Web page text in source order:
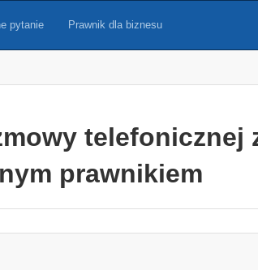
pytanie Prawnik dla biznesu
telefonicznej
prawnikiem